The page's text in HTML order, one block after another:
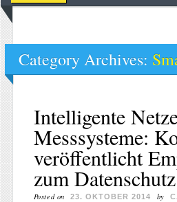
content
Category Archives:
Intelligente
Messsysteme:
veröffentlicht
zum Datenschutz
Posted on 23. OKTOBER 2014 by